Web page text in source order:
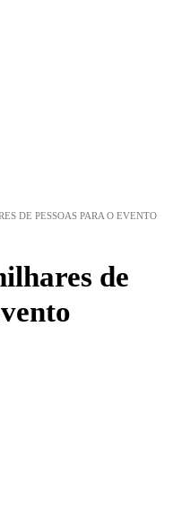
DE PESSOAS PARA O EVENTO
de